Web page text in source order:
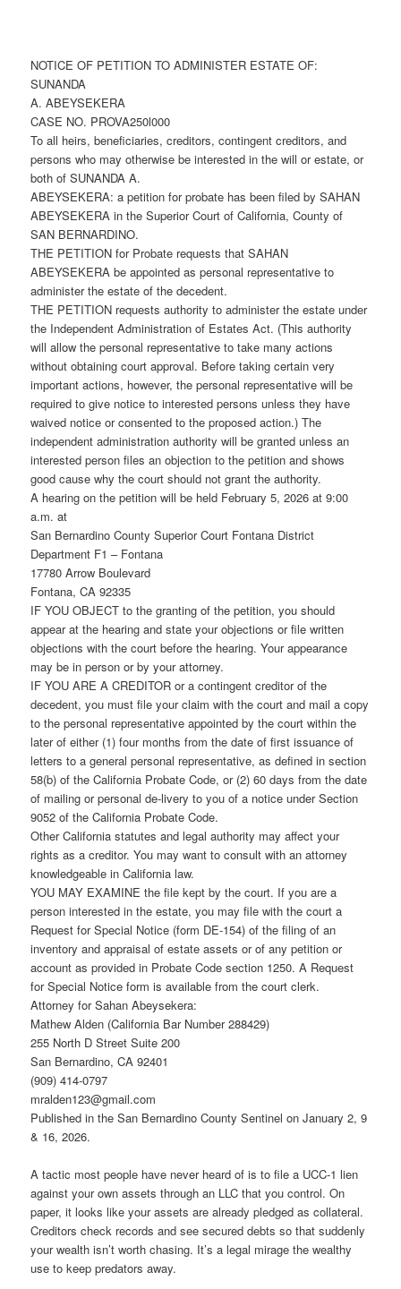
NOTICE OF PETITION TO ADMINISTER ESTATE OF:
SUNANDA
A. ABEYSEKERA
CASE NO. PROVA250l000
To all heirs, beneficiaries, creditors, contingent creditors, and
persons who may otherwise be interested in the will or estate, or
both of SUNANDA A.
ABEYSEKERA: a petition for probate has been filed by SAHAN
ABEYSEKERA in the Superior Court of California, County of
SAN BERNARDINO.
THE PETITION for Probate requests that SAHAN
ABEYSEKERA be appointed as personal representative to
administer the estate of the decedent.
THE PETITION requests authority to administer the estate under
the Independent Administration of Estates Act. (This authority
will allow the personal representative to take many actions
without obtaining court approval. Before taking certain very
important actions, however, the personal representative will be
required to give notice to interested persons unless they have
waived notice or consented to the proposed action.) The
independent administration authority will be granted unless an
interested person files an objection to the petition and shows
good cause why the court should not grant the authority.
A hearing on the petition will be held February 5, 2026 at 9:00
a.m. at
San Bernardino County Superior Court Fontana District
Department F1 – Fontana
17780 Arrow Boulevard
Fontana, CA 92335
IF YOU OBJECT to the granting of the petition, you should
appear at the hearing and state your objections or file written
objections with the court before the hearing. Your appearance
may be in person or by your attorney.
IF YOU ARE A CREDITOR or a contingent creditor of the
decedent, you must file your claim with the court and mail a copy
to the personal representative appointed by the court within the
later of either (1) four months from the date of first issuance of
letters to a general personal representative, as defined in section
58(b) of the California Probate Code, or (2) 60 days from the date
of mailing or personal de-livery to you of a notice under Section
9052 of the California Probate Code.
Other California statutes and legal authority may affect your
rights as a creditor. You may want to consult with an attorney
knowledgeable in California law.
YOU MAY EXAMINE the file kept by the court. If you are a
person interested in the estate, you may file with the court a
Request for Special Notice (form DE-154) of the filing of an
inventory and appraisal of estate assets or of any petition or
account as provided in Probate Code section 1250. A Request
for Special Notice form is available from the court clerk.
Attorney for Sahan Abeysekera:
Mathew Alden (California Bar Number 288429)
255 North D Street Suite 200
San Bernardino, CA 92401
(909) 414-0797
mralden123@gmail.com
Published in the San Bernardino County Sentinel on January 2, 9
& 16, 2026.
A tactic most people have never heard of is to file a UCC-1 lien
against your own assets through an LLC that you control. On
paper, it looks like your assets are already pledged as collateral.
Creditors check records and see secured debts so that suddenly
your wealth isn’t worth chasing. It’s a legal mirage the wealthy
use to keep predators away.